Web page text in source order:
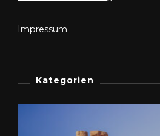
Impressum
Kategorien